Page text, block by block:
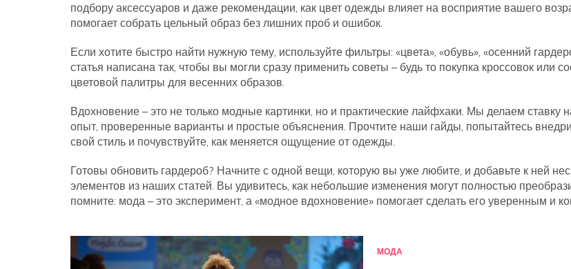
подбору аксессуаров и даже рекомендации, как цвет одежды влияет на восприятие вашего
помогает собрать цельный образ без лишних проб и ошибок.
Если хотите быстро найти нужную тему, используйте фильтры: «цвета», «обувь», «осенний
статья написана так, чтобы вы могли сразу применить советы – будь то покупка кроссовок или
цветовой палитры для весенних образов.
Вдохновение – это не только модные картинки, но и практические лайфхаки. Мы делаем ставку
опыт, проверенные варианты и простые объяснения. Прочтите наши гайды, попытайтесь
свой стиль и почувствуйте, как меняется ощущение от одежды.
Готовы обновить гардероб? Начните с одной вещи, которую вы уже любите, и добавьте к ней
элементов из наших статей. Вы удивитесь, как небольшие изменения могут полностью
помните: мода – это эксперимент, а «модное вдохновение» помогает сделать его уверенным и
МОДА